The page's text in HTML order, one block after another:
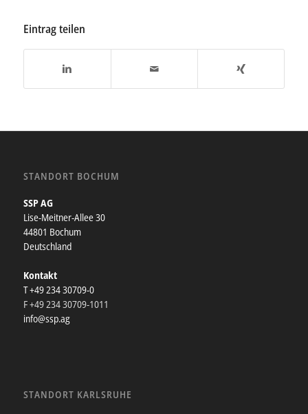
Eintrag teilen
STANDORT BOCHUM
SSP AG
Lise-Meitner-Allee 30
44801 Bochum
Deutschland
Kontakt
T +49 234 30709-0
F +49 234 30709-1011
info@ssp.ag
STANDORT KARLSRUHE